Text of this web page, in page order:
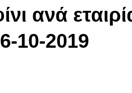
ανά
10-2019